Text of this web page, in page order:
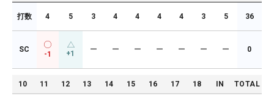
打数 4 5 3 4 4 4 4 3 5 36
SC
-1 +1 ー ー ー ー ー ー ー 0
10 11 12 13 14 15 16 17 18 IN TOTAL